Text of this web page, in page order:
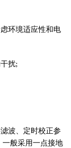
环境适应性和电
扰;
波、定时校正参
般采用一点接地